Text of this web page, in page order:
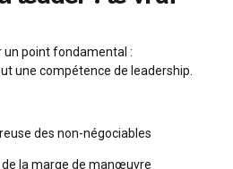
un point fondamental :
une compétence de leadership.
des non-négociables
la marge de manœuvre